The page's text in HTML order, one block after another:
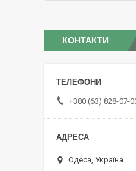
КОНТАКТИ
+380 (63) 828-07-
Одеса, Україна